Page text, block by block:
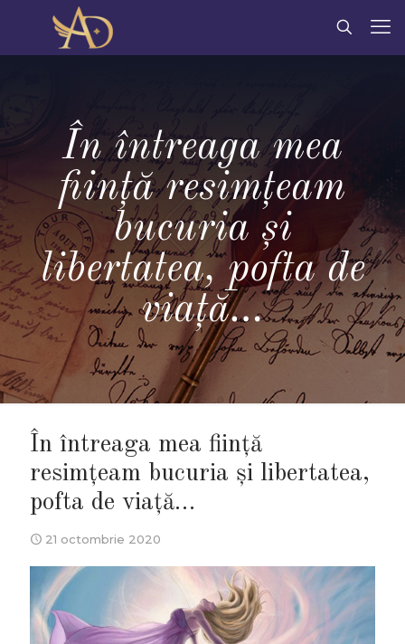
În întreaga mea
ființă resimţeam
bucuria şi
libertatea, pofta de
viaţă…
În întreaga mea ființă
resimţeam bucuria şi libertatea,
pofta de viaţă…
21 octombrie 2020